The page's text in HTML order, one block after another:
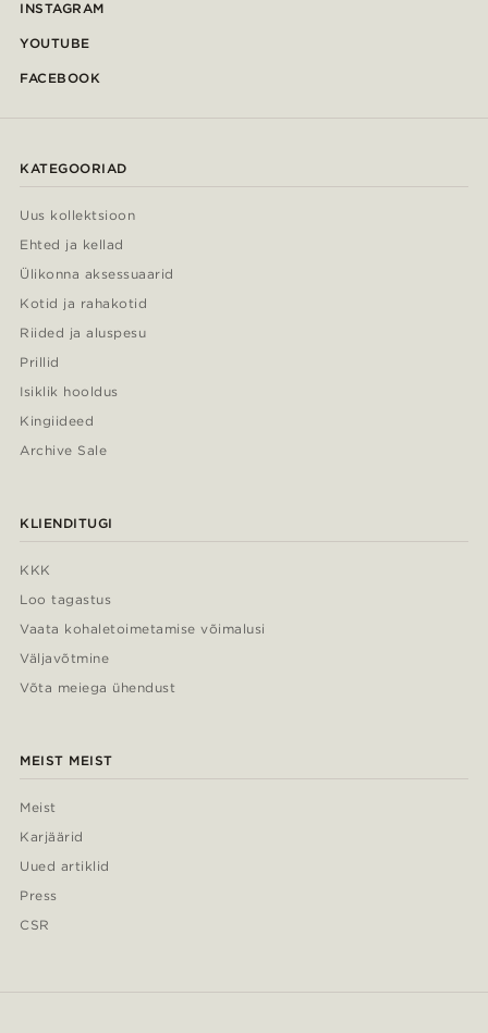
INSTAGRAM
YOUTUBE
FACEBOOK
KATEGOORIAD
Uus kollektsioon
Ehted ja kellad
Ülikonna aksessuaarid
Kotid ja rahakotid
Riided ja aluspesu
Prillid
Isiklik hooldus
Kingiideed
Archive Sale
KLIENDITUGI
KKK
Loo tagastus
Vaata kohaletoimetamise võimalusi
Väljavõtmine
Võta meiega ühendust
MEIST MEIST
Meist
Karjäärid
Uued artiklid
Press
CSR